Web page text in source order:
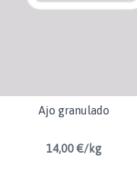
Ajo granulado
14,00 €/kg